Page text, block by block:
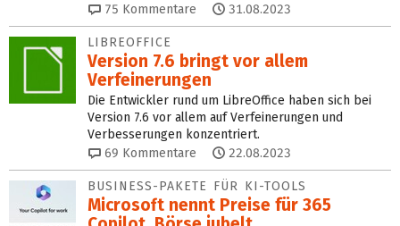
75 Kommentare 31.08.2023
LIBREOFFICE
Version 7.6 bringt vor allem
Verfeinerungen
Die Entwickler rund um LibreOffice haben sich bei
Version 7.6 vor allem auf Verfeinerungen und
Verbesserungen konzentriert.
69 Kommentare 22.08.2023
BUSINESS-PAKETE FÜR KI-TOOLS
Microsoft nennt Preise für 365